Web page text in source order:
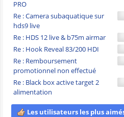
PRO
Re : Camera subaquatique sur
hds9 live
Re : HDS 12 live & b75m airmar
Re : Hook Reveal 83/200 HDI
Re : Remboursement
promotionnel non effectué
Re : Black box active target 2
alimentation
Les utilisateurs les plus